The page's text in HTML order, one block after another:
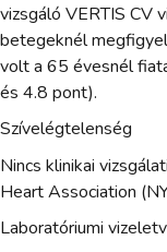
vizsgáló VERTIS CV
betegeknél
volt a 65 évesnél
és 4.8 pont).
Szívelégtelenség
Nincs klinikai
Heart Association
Laboratóriumi